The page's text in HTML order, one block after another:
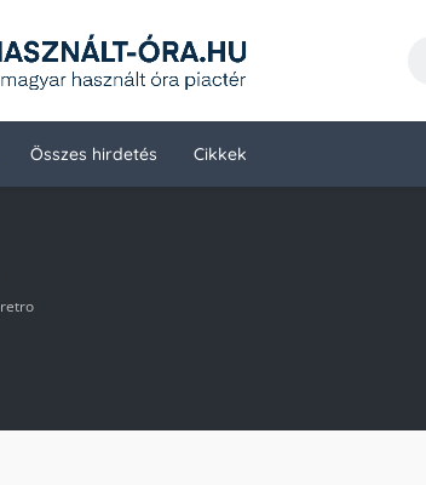
Összes hirdetés Cikkek
retro